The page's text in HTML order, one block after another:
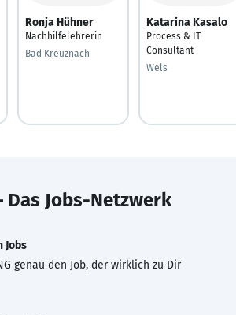
Ronja Hühner
Nachhilfelehrerin
Bad Kreuznach
Katarina Kasalo
Process & IT
Consultant
Wels
Das Jobs-Netzwerk
Jobs
genau den Job, der wirklich zu Dir